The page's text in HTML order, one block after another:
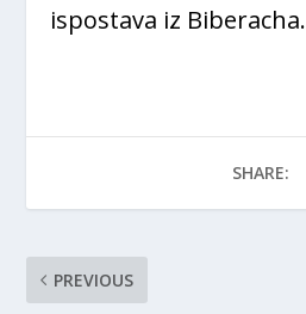
ispostava iz Biberacha.
SHARE:
PREVIOUS